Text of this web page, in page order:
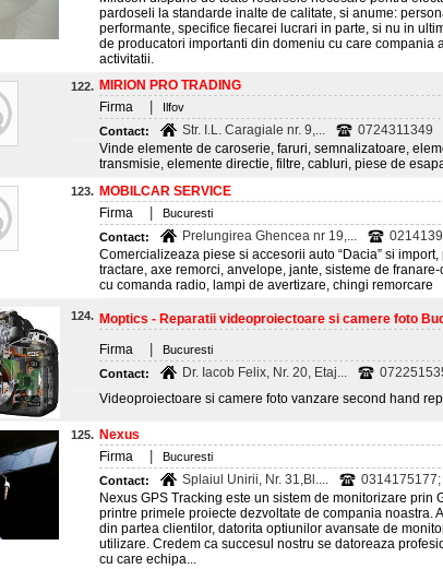
pardoseli la standarde inalte de calitate, si anume:
performante, specifice fiecarei lucrari in parte, si nu in
de producatori importanti din domeniu cu care compania
activitatii.
122. MIRION PRO TRADING
Firma
Ilfov
Contact:
Str. I.L. Caragiale nr. 9,...
0724311349
Vinde elemente de caroserie, faruri, semnalizatoare,
transmisie, elemente directie, filtre, cabluri, piese de
123. MOBILCAR SERVICE
Firma
Bucuresti
Contact:
Prelungirea Ghencea nr 19,...
Comercializeaza piese si accesorii auto “Dacia” si
tractare, axe remorci, anvelope, jante, sisteme de
cu comanda radio, lampi de avertizare, chingi remorcare
124. Moptics - Reparatii videoproiectoare si camere foto
Firma
Bucuresti
Contact:
Dr. Iacob Felix, Nr. 20, Etaj...
Videoproiectoare si camere foto vanzare second hand
125. Nexus
Firma
Bucuresti
Contact:
Splaiul Unirii, Nr. 31,Bl....
Nexus GPS Tracking este un sistem de monitorizare prin
printre primele proiecte dezvoltate de compania noastra.
din partea clientilor, datorita optiunilor avansate de
utilizare. Credem ca succesul nostru se datoreaza
cu care echipa...